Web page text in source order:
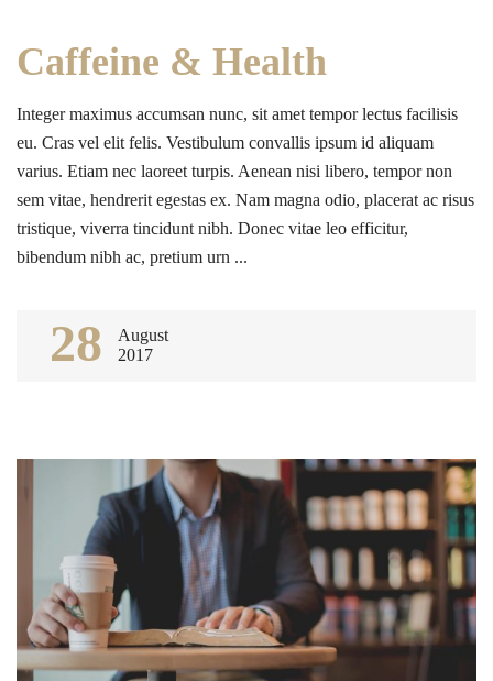
Caffeine & Health
Integer maximus accumsan nunc, sit amet tempor lectus facilisis
eu. Cras vel elit felis. Vestibulum convallis ipsum id aliquam
varius. Etiam nec laoreet turpis. Aenean nisi libero, tempor non
sem vitae, hendrerit egestas ex. Nam magna odio, placerat ac risus
tristique, viverra tincidunt nibh. Donec vitae leo efficitur,
bibendum nibh ac, pretium urn ...
28
August
2017